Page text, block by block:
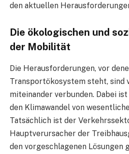
den aktuellen
Die ökologischen und
der Mobilität
Die Herausforderungen, vor
Transportökosystem steht, sind
miteinander verbunden. Dabei
den Klimawandel von
Tatsächlich ist der
Hauptverursacher der
den vorgeschlagenen Lösungen